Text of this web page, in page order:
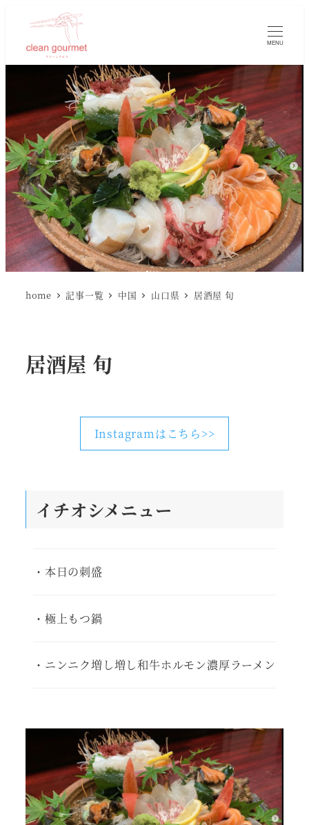
MENU
home 記事一覧 中国 山口県 居酒屋 旬
居酒屋 旬
Instagramはこちら>>
イチオシメニュー
・本日の刺盛
・極上もつ鍋
・ニンニク増し増し和牛ホルモン濃厚ラーメン